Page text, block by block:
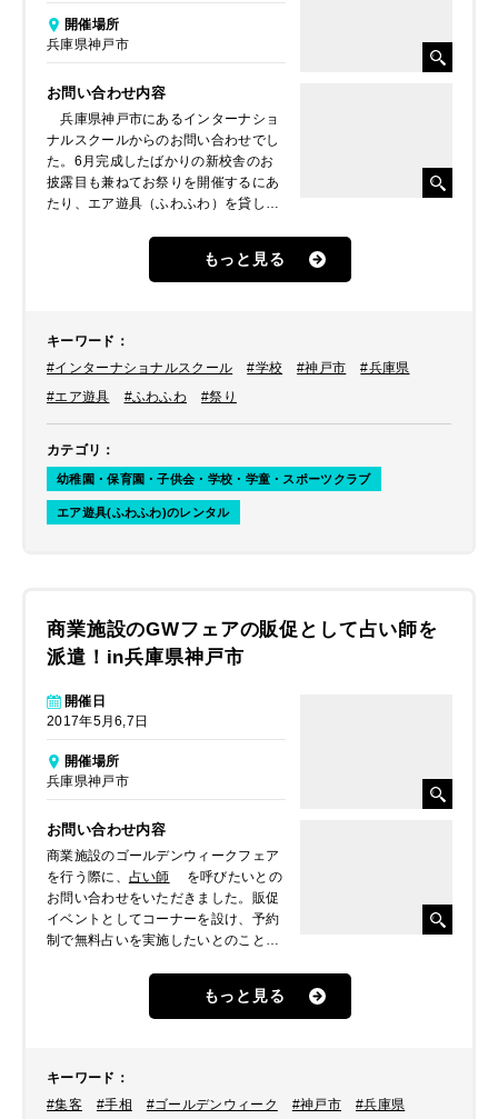
開催場所
兵庫県神戸市
お問い合わせ内容
兵庫県神戸市にあるインターナショ
ナルスクールからのお問い合わせでし
た。6月完成したばかりの新校舎のお
披露目も兼ねてお祭りを開催するにあ
たり、エア遊具（ふわふわ）を貸し出
ントパートナーに行き着いたとのこと
でした。スクールに在籍する児童だけ
もっと見る
キーワード ：
#インターナショナルスクール
#学校 #神戸市
#兵庫県
#エア遊具
#ふわふわ #祭り
カテゴリ ：
幼稚園・保育園・子供会・学校・学童・スポーツクラブ
エア遊具(ふわふわ)のレンタル
商業施設のGWフェアの販促として占い師を
派遣！in兵庫県神戸市
開催日
2017年5月6,7日
開催場所
兵庫県神戸市
お問い合わせ内容
商業施設のゴールデンウィークフェア
を行う際に、 占い師
を呼びたいとの
お問い合わせをいただきました。販促
イベントとしてコーナーを設け、予約
制で無料占いを実施したいとのことで
もっと見る
キーワード ：
#集客
#手相 #ゴールデンウィーク #神戸市
#兵庫県